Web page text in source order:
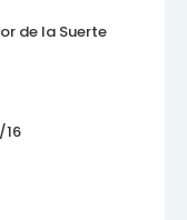
de la Suerte
16